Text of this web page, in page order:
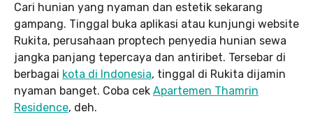
Cari hunian yang nyaman dan estetik sekarang
gampang. Tinggal buka aplikasi atau kunjungi website
Rukita, perusahaan proptech penyedia hunian sewa
jangka panjang tepercaya dan antiribet. Tersebar di
berbagai kota di Indonesia, tinggal di Rukita dijamin
nyaman banget. Coba cek Apartemen Thamrin
Residence, deh.